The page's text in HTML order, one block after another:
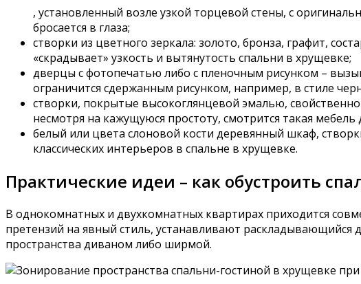
, установленный возле узкой торцевой стены, с
бросается в глаза;
створки из цветного зеркала: золото, бронза, графит,
«скрадывает» узкость и вытянутость спальни в хрущевке;
дверцы с фотопечатью либо с пленочным рисунком –
ограничится сдержанным рисунком, например, в стиле
створки, покрытые высокоглянцевой эмалью,
несмотря на кажущуюся простоту, смотрится такая мебель
белый или цвета слоновой кости деревянный шкаф,
классических интерьеров в спальне в хрущевке.
Практические идеи – как обустроить
В однокомнатных и двухкомнатных квартирах приходится
претензий на явный стиль, устанавливают
пространства диваном либо ширмой.